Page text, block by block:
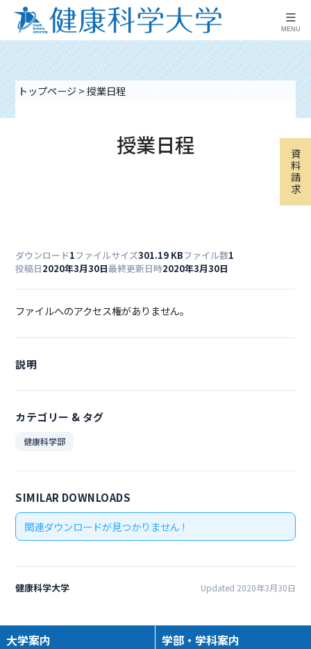
≡
MENU
資
料
請
求
トップページ>授業日程
授業日程
ダウンロード1ファイルサイズ301.19 KBファイル数1
投稿日2020年3月30日最終更新日時2020年3月30日
ファイルへのアクセス権がありません。
説明
カテゴリー & タグ
健康科学部
SIMILAR DOWNLOADS
関連ダウンロードが見つかりません !
健康科学大学 Updated 2020年3月30日
大学案内
学部・学科案内